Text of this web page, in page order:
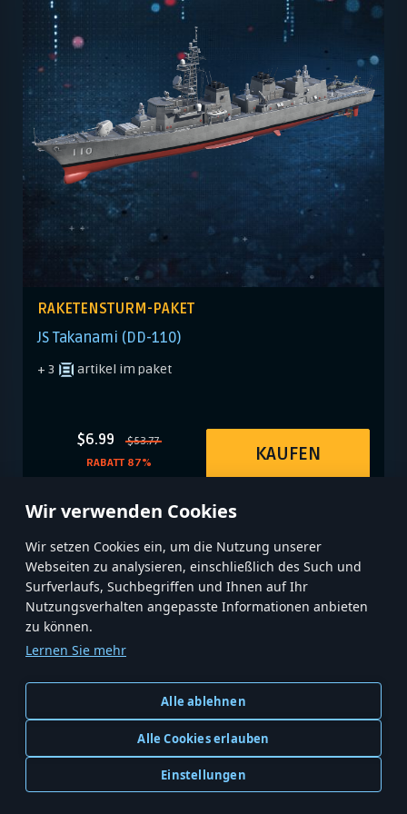
Wir verwenden Cookies
Wir setzen Cookies ein, um die Nutzung unserer
Webseiten zu analysieren, einschließlich des Such und
Surfverlaufs, Suchbegriffen und Ihnen auf Ihr
Nutzungsverhalten angepasste Informationen anbieten
zu können.
Lernen Sie mehr
Alle ablehnen
Alle Cookies erlauben
Einstellungen
RAKETENSTURM-PAKET
JS Takanami (DD-110)
+ 3 artikel im paket
$6.99
$53.77
RABATT 87%
KAUFEN
MODERN WARSHIPS
MWT: TANK BATTLES KARRIERE